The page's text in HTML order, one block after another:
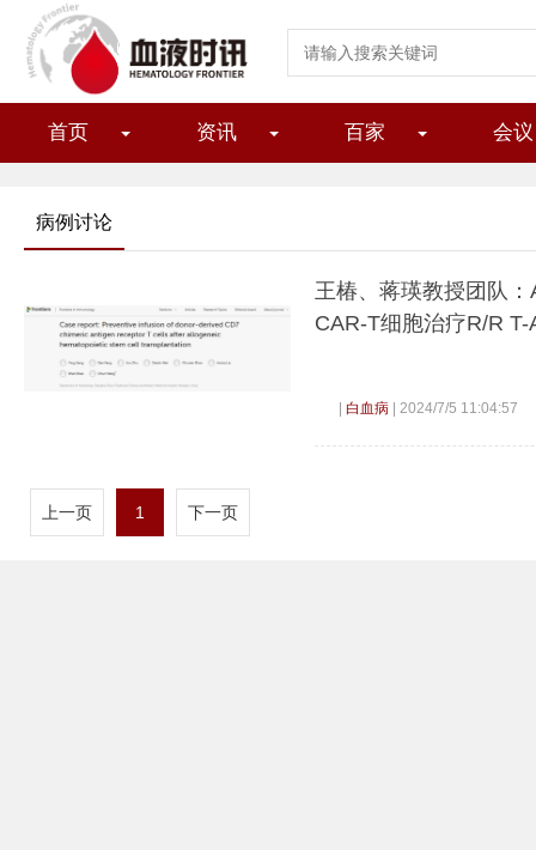
首页 资讯 百家 会议
病例讨论
王椿、蒋瑛教授团队
CAR-T细胞治疗R/R T-
|白血病 |2024/7/5 11:04:57
上一页 1 下一页